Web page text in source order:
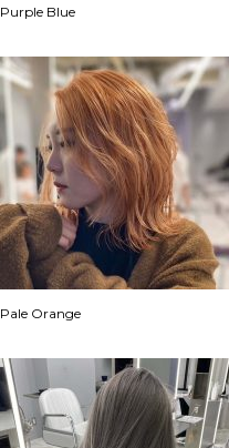
Purple Blue
Pale Orange